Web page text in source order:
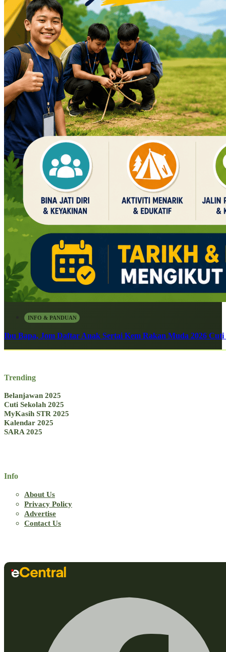
INFO & PANDUAN
Ibu Bapa, Jom Daftar Anak Sertai Kem Rakan Muda 2026
Trending
Belanjawan 2025
Cuti Sekolah 2025
MyKasih STR 2025
Kalendar 2025
SARA 2025
Info
About Us
Privacy Policy
Advertise
Contact Us